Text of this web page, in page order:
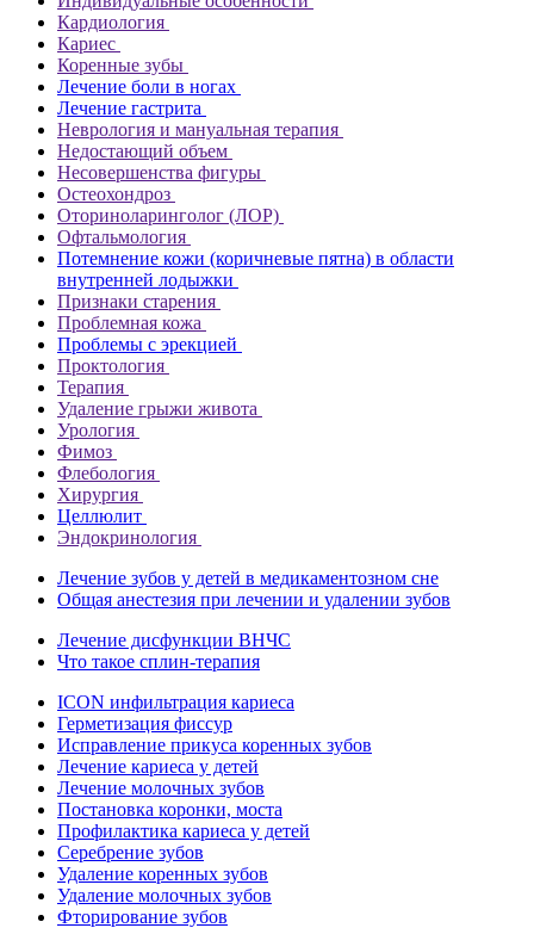
Кардиология
Кариес
Коренные зубы
Лечение боли в ногах
Лечение гастрита
Неврология и мануальная терапия
Недостающий объем
Несовершенства фигуры
Остеохондроз
Оториноларинголог (ЛОР)
Офтальмология
Потемнение кожи (коричневые пятна) в области
внутренней лодыжки
Признаки старения
Проблемная кожа
Проблемы с эрекцией
Проктология
Терапия
Удаление грыжи живота
Урология
Фимоз
Флебология
Хирургия
Целлюлит
Эндокринология
Лечение зубов у детей в медикаментозном сне
Общая анестезия при лечении и удалении зубов
Лечение дисфункции ВНЧС
Что такое сплин-терапия
ICON инфильтрация кариеса
Герметизация фиссур
Исправление прикуса коренных зубов
Лечение кариеса у детей
Лечение молочных зубов
Постановка коронки, моста
Профилактика кариеса у детей
Серебрение зубов
Удаление коренных зубов
Удаление молочных зубов
Фторирование зубов